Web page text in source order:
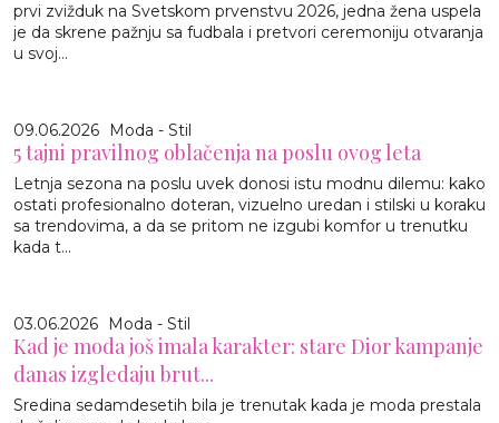
prvi zvižduk na Svetskom prvenstvu 2026, jedna žena uspela
je da skrene pažnju sa fudbala i pretvori ceremoniju otvaranja
u svoj...
09.06.2026 Moda - Stil
5 tajni pravilnog oblačenja na poslu ovog leta
Letnja sezona na poslu uvek donosi istu modnu dilemu: kako
ostati profesionalno doteran, vizuelno uredan i stilski u koraku
sa trendovima, a da se pritom ne izgubi komfor u trenutku
kada t...
03.06.2026 Moda - Stil
Kad je moda još imala karakter: stare Dior kampanje
danas izgledaju brut...
Sredina sedamdesetih bila je trenutak kada je moda prestala